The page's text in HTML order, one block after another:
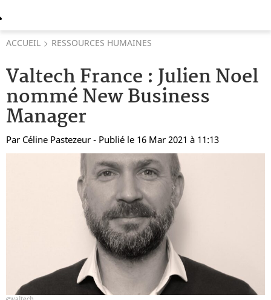
ACCUEIL RESSOURCES HUMAINES
Valtech France : Julien Noel
nommé New Business
Manager
Par Céline Pastezeur - Publié le 16 Mar 2021 à 11:13